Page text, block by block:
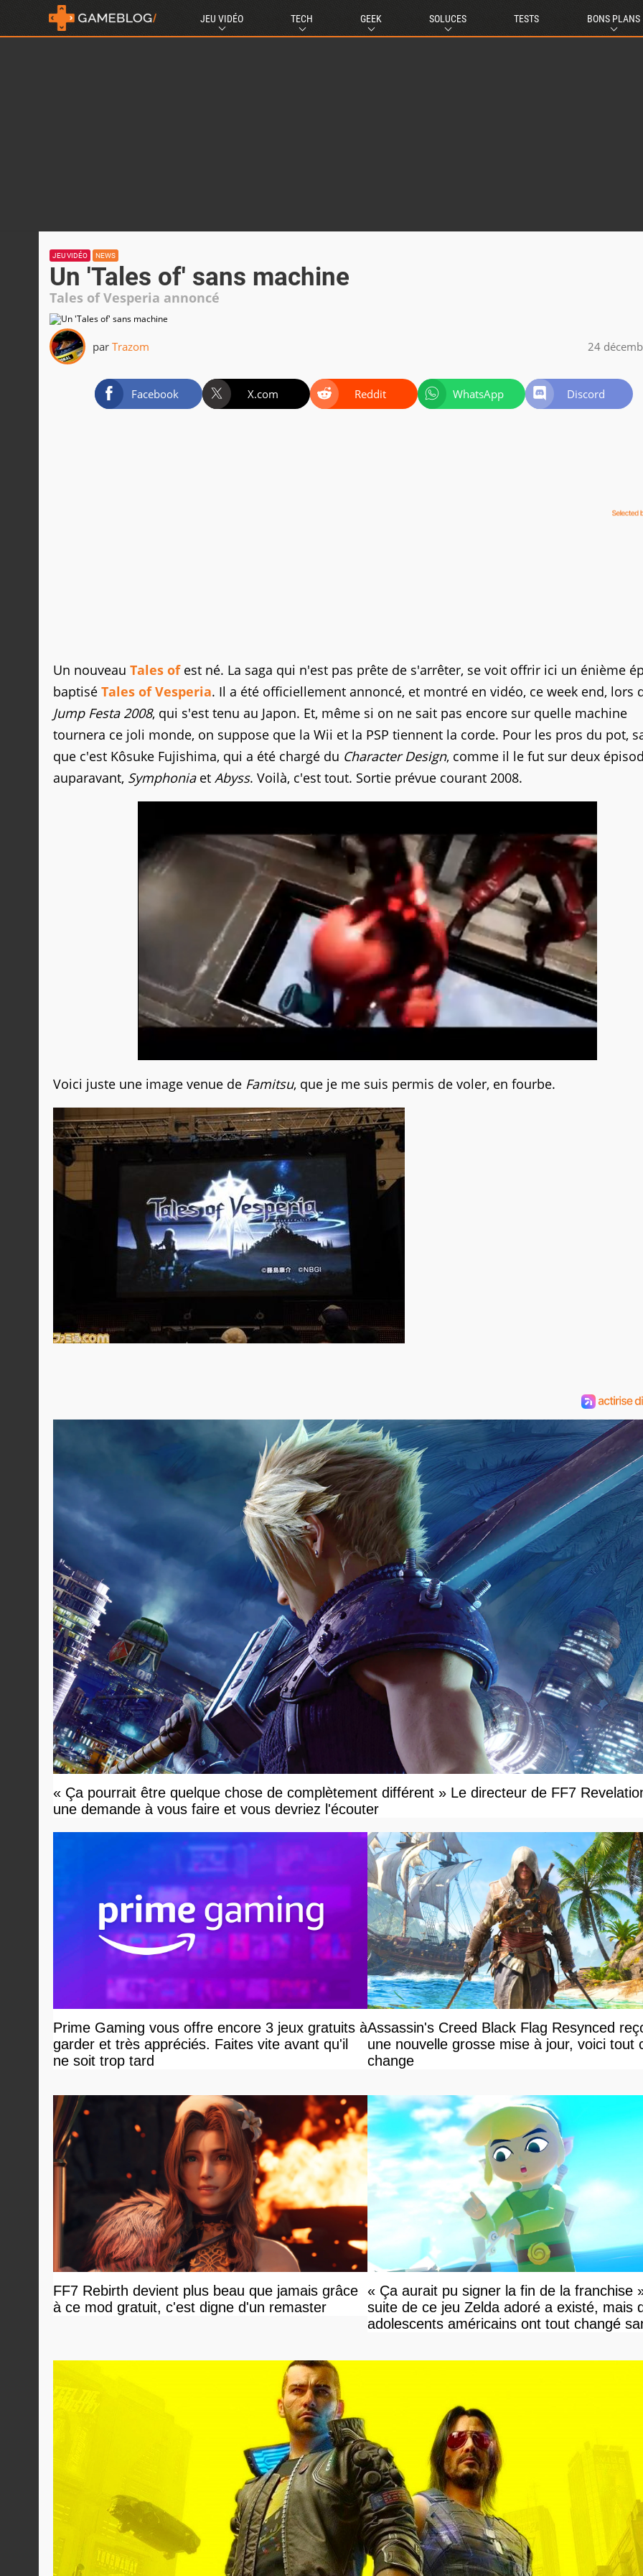
JEU VIDÉO TECH GEEK SOLUCES TESTS BONS PLANS
JEU VIDÉO NEWS
Un 'Tales of' sans machine
Tales of Vesperia annoncé
par Trazom 24
Facebook X.com Reddit WhatsApp Discord
Un nouveau Tales ofest né. La saga qui n'est pas prête de s'arrêter, se voit offrir ici un énième
baptisé Tales of Vesperia. Il a été officiellement annoncé, et montré en vidéo, ce week end, lors
Jump Festa 2008, qui s'est tenu au Japon. Et, même si on ne sait pas encore sur quelle machine
tournera ce joli monde, on suppose que la Wii et la PSP tiennent la corde. Pour les pros du pot,
que c'est Kôsuke Fujishima, qui a été chargé du Character Design, comme il le fut sur deux
auparavant, Symphoniaet Abyss. Voilà, c'est tout. Sortie prévue courant 2008.
Voici juste une image venue de Famitsu, que je me suis permis de voler, en fourbe.
« Ça pourrait être quelque chose de complètement différent » Le directeur de FF7
une demande à vous faire et vous devriez l'écouter
Prime Gaming vous offre encore 3 jeux gratuits à
garder et très appréciés. Faites vite avant qu'il
ne soit trop tard
Assassin's Creed Black Flag Resynced
une nouvelle grosse mise à jour, voici tout
change
FF7 Rebirth devient plus beau que jamais grâce
à ce mod gratuit, c'est digne d'un remaster
« Ça aurait pu signer la fin de la franchise
suite de ce jeu Zelda adoré a existé, mais
adolescents américains ont tout changé